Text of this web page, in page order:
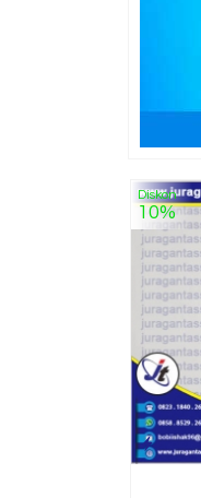
Diskon
10%